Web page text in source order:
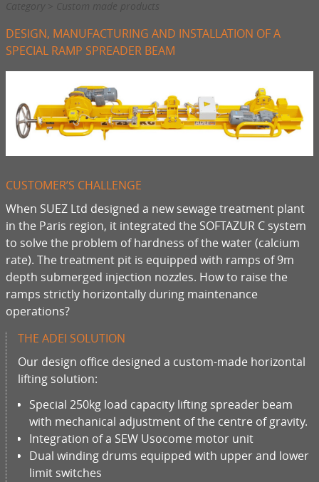
Category > Custom made products
DESIGN, MANUFACTURING AND INSTALLATION OF A
SPECIAL RAMP SPREADER BEAM
CUSTOMER’S CHALLENGE
When SUEZ Ltd designed a new sewage treatment plant
in the Paris region, it integrated the SOFTAZUR C system
to solve the problem of hardness of the water (calcium
rate). The treatment pit is equipped with ramps of 9m
depth submerged injection nozzles. How to raise the
ramps strictly horizontally during maintenance
operations?
THE ADEI SOLUTION
Our design office designed a custom-made horizontal
lifting solution:
Special 250kg load capacity lifting spreader beam
with mechanical adjustment of the centre of gravity.
Integration of a SEW Usocome motor unit
Dual winding drums equipped with upper and lower
limit switches